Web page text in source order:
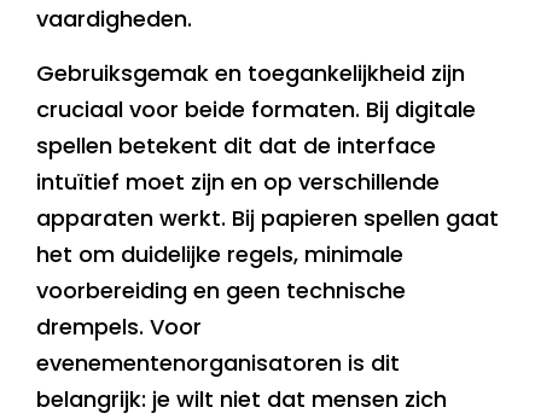
vaardigheden.
Gebruiksgemak en toegankelijkheid zijn
cruciaal voor beide formaten. Bij digitale
spellen betekent dit dat de interface
intuïtief moet zijn en op verschillende
apparaten werkt. Bij papieren spellen gaat
het om duidelijke regels, minimale
voorbereiding en geen technische
drempels. Voor
evenementenorganisatoren is dit
belangrijk: je wilt niet dat mensen zich